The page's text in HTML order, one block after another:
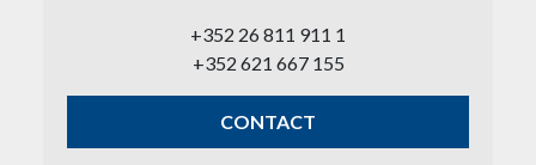
+352 26 811 911 1
+352 621 667 155
CONTACT